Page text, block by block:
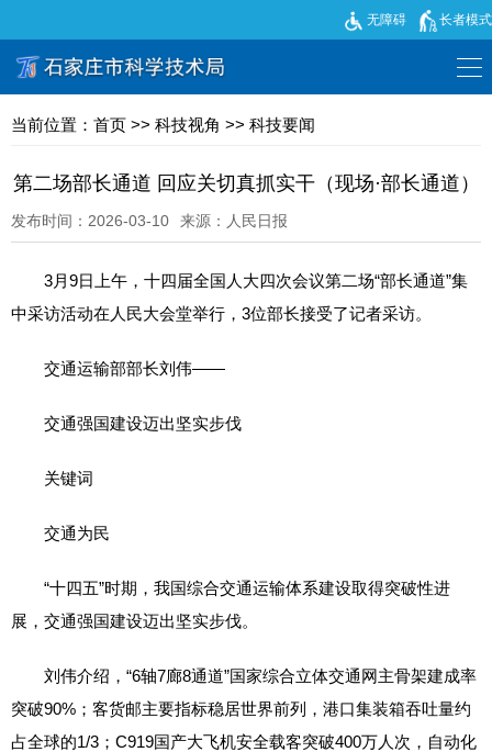
无障碍 长者模式
当前位置： 首页 >> 科技视角 >> 科技要闻
第二场部长通道 回应关切真抓实干（现场·部长通道）
发布时间：2026-03-10 来源：人民日报
3月9日上午，十四届全国人大四次会议第二场“部长通道”集
中采访活动在人民大会堂举行，3位部长接受了记者采访。
交通运输部部长刘伟——
交通强国建设迈出坚实步伐
关键词
交通为民
“十四五”时期，我国综合交通运输体系建设取得突破性进
展，交通强国建设迈出坚实步伐。
刘伟介绍，“6轴7廊8通道”国家综合立体交通网主骨架建成率
突破90%；客货邮主要指标稳居世界前列，港口集装箱吞吐量约
占全球的1/3；C919国产大飞机安全载客突破400万人次，自动化